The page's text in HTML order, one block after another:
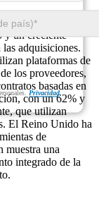
Privacidad
global,
y un creciente
adquisiciones.
plataformas de
los proveedores,
basadas en
con un 62% y
que utilizan
El Reino Unido ha
de
muestra una
integrado de la